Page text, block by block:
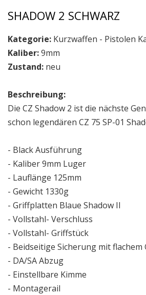
SHADOW 2 SCHWARZ
Kategorie: Kurzwaffen - Pistolen
Kaliber:9mm
Zustand: neu
Beschreibung:
Die CZ Shadow 2 ist die nächste
schon legendären CZ 75 SP-01
- Black Ausführung
- Kaliber 9mm Luger
- Lauflänge 125mm
- Gewicht 1330g
- Griffplatten Blaue Shadow II
- Vollstahl- Verschluss
- Vollstahl- Griffstück
- Beidseitige Sicherung mit flachem
- DA/SA Abzug
- Einstellbare Kimme
- Montagerail